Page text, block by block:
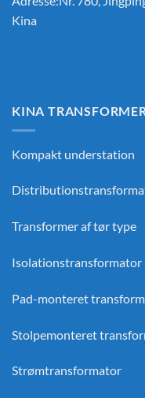
Kina
KINA
Kompakt understation
Transformer af tør type
Isolationstransformator
Pad-monteret
Stolpemonteret
Strømtransformator